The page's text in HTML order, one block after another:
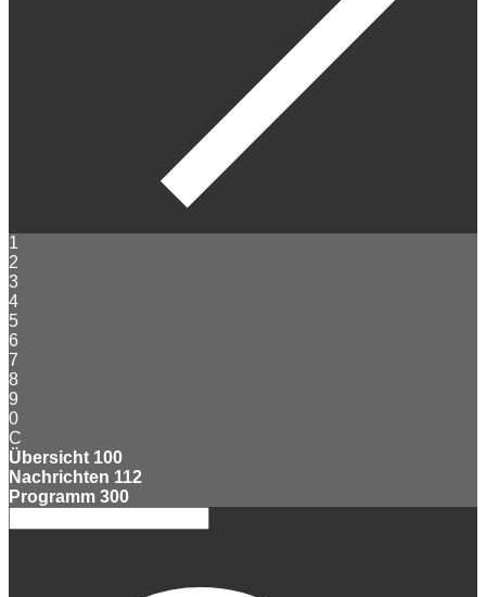
1
2
3
4
5
6
7
8
9
0
C
Übersicht 100
Nachrichten 112
Programm 300